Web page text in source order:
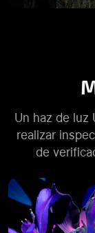
Un haz de luz
realizar
de